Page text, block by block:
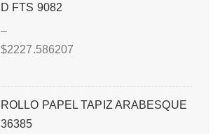
D FTS 9082
–
$2227.586207
ROLLO PAPEL TAPIZ ARABESQUE
36385